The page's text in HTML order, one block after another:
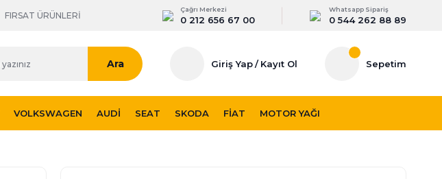
FIRSAT ÜRÜNLERİ
Çağrı Merkezi
0 212 656 67 00
Whatsapp Sipariş
0 544 262 88 89
Ara Giriş Yap/ Kayıt Ol Sepetim
VOLKSWAGEN AUDI SEAT SKODA FIAT MOTOR YAĞI